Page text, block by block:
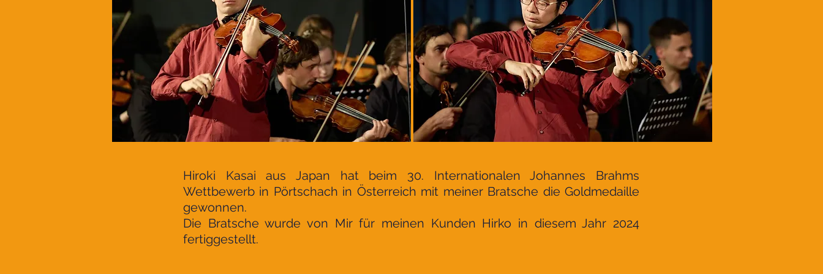
Hiroki Kasai aus Japan hat beim 30. Internationalen Johannes Brahms
Wettbewerb in Pörtschach in Österreich mit meiner Bratsche die Goldmedaille
gewonnen.
Die Bratsche wurde von Mir für meinen Kunden Hirko in diesem Jahr 2024
fertiggestellt.